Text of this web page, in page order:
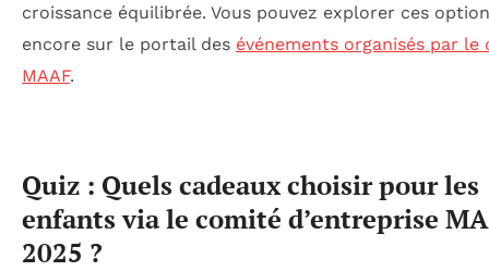
croissance équilibrée. Vous pouvez explorer ces
encore sur le portail des événements organisés par le
MAAF.
Quiz : Quels cadeaux choisir pour les
enfants via le comité d’entreprise
2025 ?